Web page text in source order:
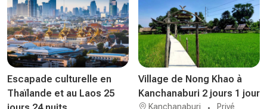
Escapade culturelle en
Thaïlande et au Laos 25
Village de Nong Khao à
Kanchanaburi 2 jours 1 jour
Kanchanaburi Privé